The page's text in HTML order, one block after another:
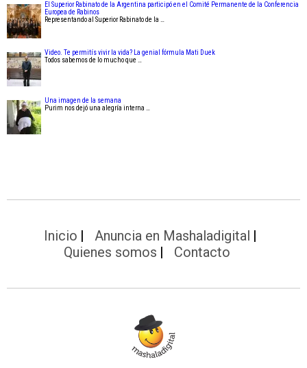
El Superior Rabinato de la Argentina participó en el Comité Permanente de la Conferencia
Europea de Rabinos
Representando al Superior Rabinato de la …
Video. Te permitís vivir la vida? La genial fórmula Mati Duek
Todos sabemos de lo mucho que …
Una imagen de la semana
Purim nos dejó una alegría interna …
Inicio
Anuncia en Mashaladigital
Quienes somos
Contacto